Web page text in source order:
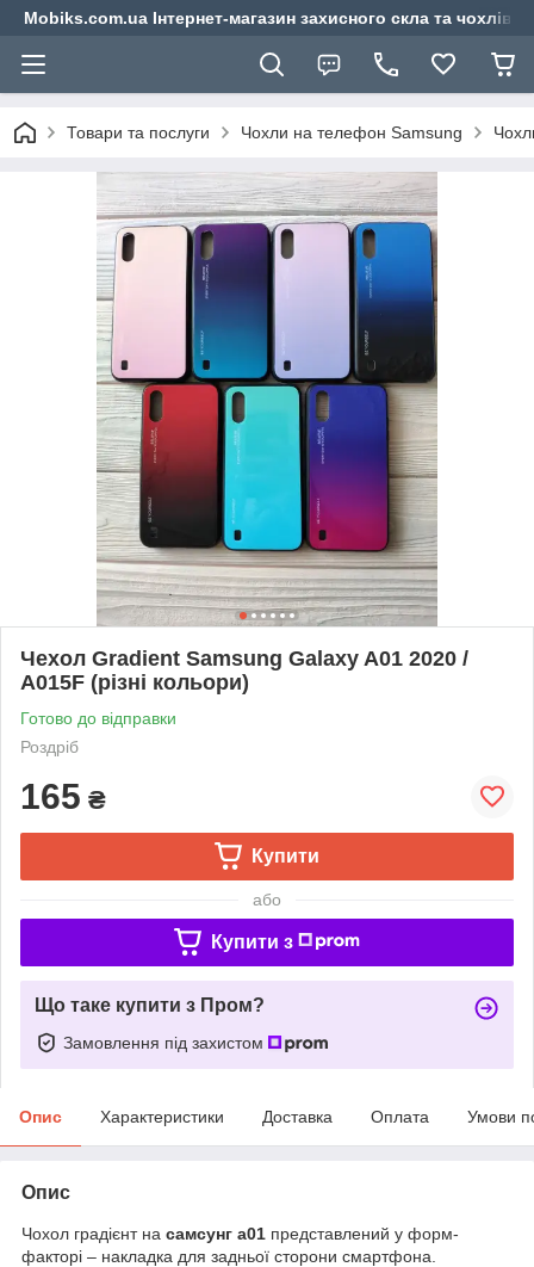
Mobiks.com.ua Інтернет-магазин захисного скла та чохлів
Товари та послуги Чохли на телефон Samsung
Чехол Gradient Samsung Galaxy A01 2020 /
A015F (різні кольори)
Готово до відправки
Роздріб
165 ₴
Купити
або
Купити з
Що таке купити з Пром?
Замовлення під захистом
Опис Характеристики Доставка Оплата Умови
Опис
Чохол градієнт на самсунг а01 представлений у форм-
факторі – накладка для задньої сторони смартфона.